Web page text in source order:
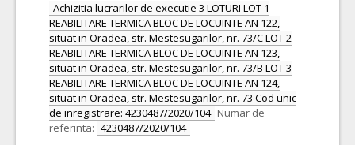
Achizitia lucrarilor de executie 3 LOTURI LOT 1
REABILITARE TERMICA BLOC DE LOCUINTE AN 122,
situat in Oradea, str. Mestesugarilor, nr. 73/C LOT 2
REABILITARE TERMICA BLOC DE LOCUINTE AN 123,
situat in Oradea, str. Mestesugarilor, nr. 73/B LOT 3
REABILITARE TERMICA BLOC DE LOCUINTE AN 124,
situat in Oradea, str. Mestesugarilor, nr. 73 Cod unic
de inregistrare: 4230487/2020/104 Numar de
referinta: 4230487/2020/104